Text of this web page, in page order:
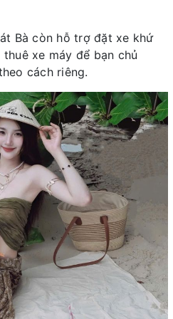
Bà còn hỗ trợ đặt xe khứ
xe máy để bạn chủ
cách riêng.